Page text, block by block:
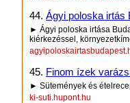
44. Ágyi poloska irtás
► Ágyi poloska irtása
kiérkezéssel,
45. Finom ízek
► Sütemények és
ki-suti.hupont.hu